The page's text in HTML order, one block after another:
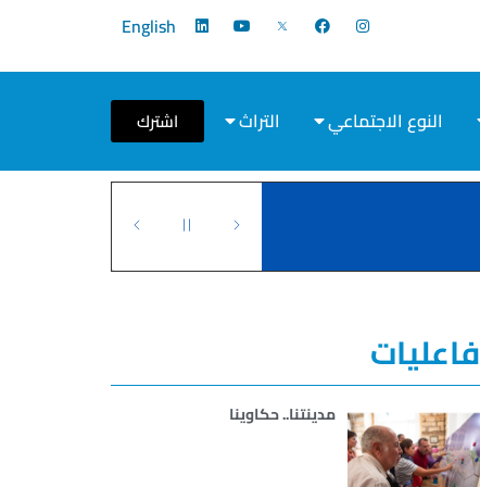
English
النوع الاجتماعي التراث اشترك
فاعليات
مدينتنا.. حكاوينا